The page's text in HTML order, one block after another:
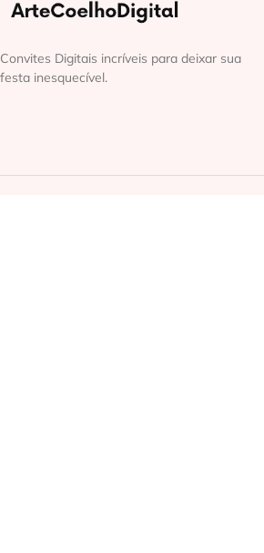
Convites Digitais incríveis para deixar sua
festa inesquecível.